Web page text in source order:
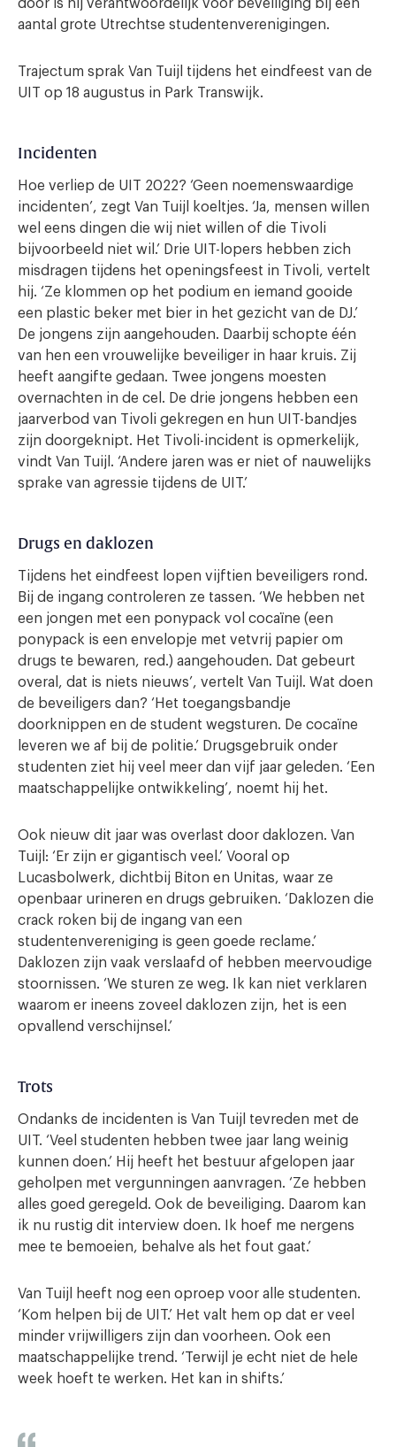
door is hij verantwoordelijk voor beveiliging bij een
aantal grote Utrechtse studentenverenigingen.
Trajectum sprak Van Tuijl tijdens het eindfeest van de
UIT op 18 augustus in Park Transwijk.
Incidenten
Hoe verliep de UIT 2022? ‘Geen noemenswaardige
incidenten’, zegt Van Tuijl koeltjes. ‘Ja, mensen willen
wel eens dingen die wij niet willen of die Tivoli
bijvoorbeeld niet wil.’ Drie UIT-lopers hebben zich
misdragen tijdens het openingsfeest in Tivoli, vertelt
hij. ‘Ze klommen op het podium en iemand gooide
een plastic beker met bier in het gezicht van de DJ.’
De jongens zijn aangehouden. Daarbij schopte één
van hen een vrouwelijke beveiliger in haar kruis. Zij
heeft aangifte gedaan. Twee jongens moesten
overnachten in de cel. De drie jongens hebben een
jaarverbod van Tivoli gekregen en hun UIT-bandjes
zijn doorgeknipt. Het Tivoli-incident is opmerkelijk,
vindt Van Tuijl. ‘Andere jaren was er niet of nauwelijks
sprake van agressie tijdens de UIT.’
Drugs en daklozen
Tijdens het eindfeest lopen vijftien beveiligers rond.
Bij de ingang controleren ze tassen. ‘We hebben net
een jongen met een ponypack vol cocaïne (een
ponypack is een envelopje met vetvrij papier om
drugs te bewaren, red.) aangehouden. Dat gebeurt
overal, dat is niets nieuws’, vertelt Van Tuijl. Wat doen
de beveiligers dan? ‘Het toegangsbandje
doorknippen en de student wegsturen. De cocaïne
leveren we af bij de politie.’ Drugsgebruik onder
studenten ziet hij veel meer dan vijf jaar geleden. ‘Een
maatschappelijke ontwikkeling’, noemt hij het.
Ook nieuw dit jaar was overlast door daklozen. Van
Tuijl: ‘Er zijn er gigantisch veel.’ Vooral op
Lucasbolwerk, dichtbij Biton en Unitas, waar ze
openbaar urineren en drugs gebruiken. ‘Daklozen die
crack roken bij de ingang van een
studentenvereniging is geen goede reclame.’
Daklozen zijn vaak verslaafd of hebben meervoudige
stoornissen. ‘We sturen ze weg. Ik kan niet verklaren
waarom er ineens zoveel daklozen zijn, het is een
opvallend verschijnsel.’
Trots
Ondanks de incidenten is Van Tuijl tevreden met de
UIT. ‘Veel studenten hebben twee jaar lang weinig
kunnen doen.’ Hij heeft het bestuur afgelopen jaar
geholpen met vergunningen aanvragen. ‘Ze hebben
alles goed geregeld. Ook de beveiliging. Daarom kan
ik nu rustig dit interview doen. Ik hoef me nergens
mee te bemoeien, behalve als het fout gaat.’
Van Tuijl heeft nog een oproep voor alle studenten.
‘Kom helpen bij de UIT.’ Het valt hem op dat er veel
minder vrijwilligers zijn dan voorheen. Ook een
maatschappelijke trend. ‘Terwijl je echt niet de hele
week hoeft te werken. Het kan in shifts.’